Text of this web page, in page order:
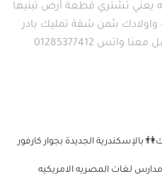
تشتري قطعة أرض تبنيها
بثمن شقة تمليك بادر
بالفرصه قبل فوات الاوان وتواصل معنا واتس 01285377412
بالإسكندرية الجديدة بجوار كارفور
لغات المصريه الامريكيه